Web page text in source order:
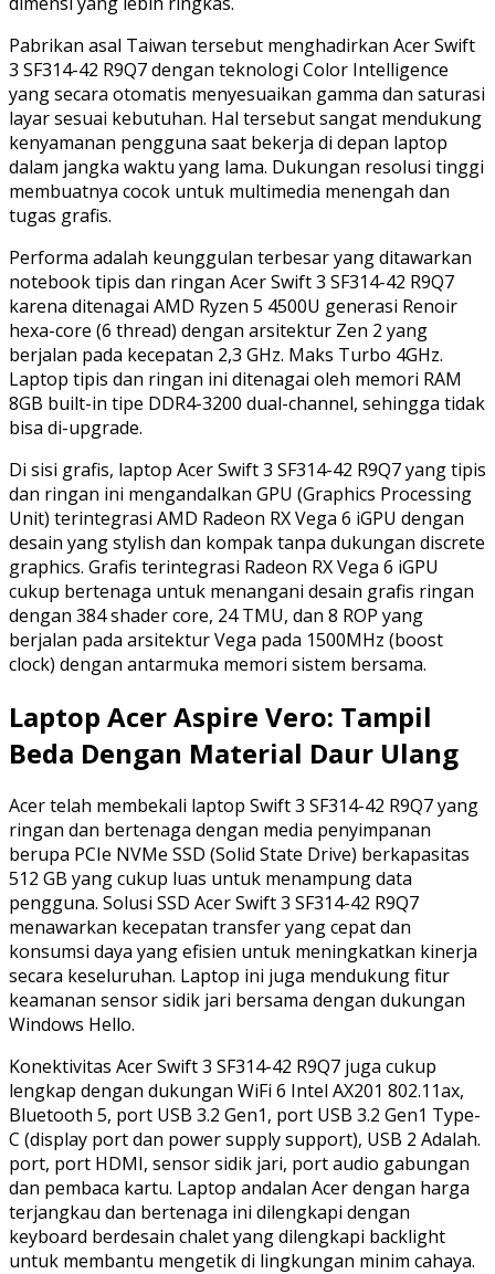
Pabrikan asal Taiwan tersebut menghadirkan Acer Swift
3 SF314-42 R9Q7 dengan teknologi Color Intelligence
yang secara otomatis menyesuaikan gamma dan saturasi
layar sesuai kebutuhan. Hal tersebut sangat mendukung
kenyamanan pengguna saat bekerja di depan laptop
dalam jangka waktu yang lama. Dukungan resolusi tinggi
membuatnya cocok untuk multimedia menengah dan
tugas grafis.
Performa adalah keunggulan terbesar yang ditawarkan
notebook tipis dan ringan Acer Swift 3 SF314-42 R9Q7
karena ditenagai AMD Ryzen 5 4500U generasi Renoir
hexa-core (6 thread) dengan arsitektur Zen 2 yang
berjalan pada kecepatan 2,3 GHz. Maks Turbo 4GHz.
Laptop tipis dan ringan ini ditenagai oleh memori RAM
8GB built-in tipe DDR4-3200 dual-channel, sehingga tidak
bisa di-upgrade.
Di sisi grafis, laptop Acer Swift 3 SF314-42 R9Q7 yang tipis
dan ringan ini mengandalkan GPU (Graphics Processing
Unit) terintegrasi AMD Radeon RX Vega 6 iGPU dengan
desain yang stylish dan kompak tanpa dukungan discrete
graphics. Grafis terintegrasi Radeon RX Vega 6 iGPU
cukup bertenaga untuk menangani desain grafis ringan
dengan 384 shader core, 24 TMU, dan 8 ROP yang
berjalan pada arsitektur Vega pada 1500MHz (boost
clock) dengan antarmuka memori sistem bersama.
Laptop Acer Aspire Vero: Tampil
Beda Dengan Material Daur Ulang
Acer telah membekali laptop Swift 3 SF314-42 R9Q7 yang
ringan dan bertenaga dengan media penyimpanan
berupa PCIe NVMe SSD (Solid State Drive) berkapasitas
512 GB yang cukup luas untuk menampung data
pengguna. Solusi SSD Acer Swift 3 SF314-42 R9Q7
menawarkan kecepatan transfer yang cepat dan
konsumsi daya yang efisien untuk meningkatkan kinerja
secara keseluruhan. Laptop ini juga mendukung fitur
keamanan sensor sidik jari bersama dengan dukungan
Windows Hello.
Konektivitas Acer Swift 3 SF314-42 R9Q7 juga cukup
lengkap dengan dukungan WiFi 6 Intel AX201 802.11ax,
Bluetooth 5, port USB 3.2 Gen1, port USB 3.2 Gen1 Type-
C (display port dan power supply support), USB 2 Adalah.
port, port HDMI, sensor sidik jari, port audio gabungan
dan pembaca kartu. Laptop andalan Acer dengan harga
terjangkau dan bertenaga ini dilengkapi dengan
keyboard berdesain chalet yang dilengkapi backlight
untuk membantu mengetik di lingkungan minim cahaya.